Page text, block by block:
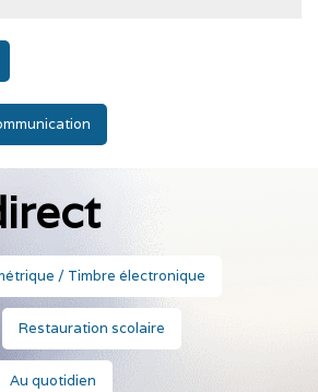
/ Timbre électronique
Restauration scolaire
Au quotidien